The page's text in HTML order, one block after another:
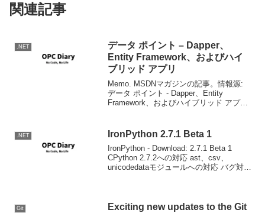
関連記事
.NET
データ ポイント – Dapper、
Entity Framework、およびハイ
ブリッド アプリ
Memo. MSDNマガジンの記事。情報源:
データ ポイント - Dapper、Entity
Framework、およびハイブリッド アプリ
のかｗ
.NET IronPython 2.7.1 Beta 1
IronPython - Download: 2.7.1 Beta 1
CPython 2.7.2への対応 ast、csv、
unicodedataモジュールへの対応 バグ対策
Git
Exciting new updates to the Git